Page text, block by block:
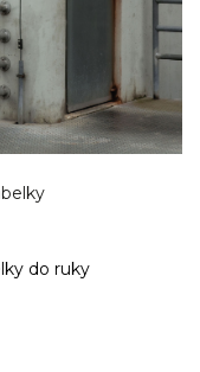
do ruky